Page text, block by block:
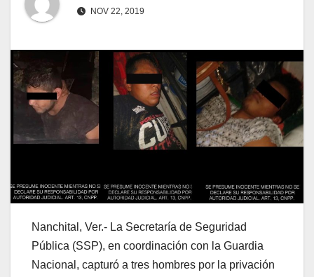
NOV 22, 2019
Nanchital, Ver.- La Secretaría de Seguridad
Pública (SSP), en coordinación con la Guardia
Nacional, capturó a tres hombres por la privación